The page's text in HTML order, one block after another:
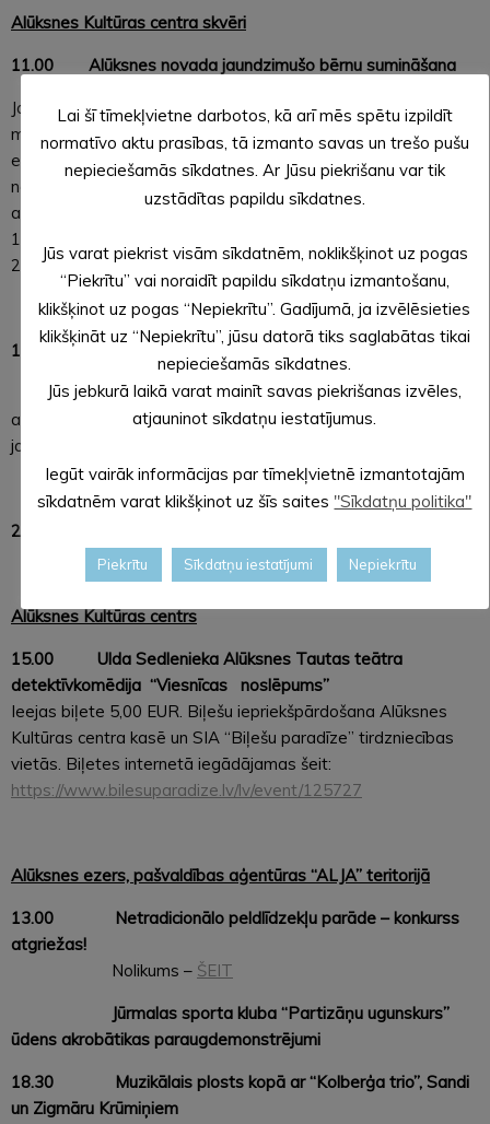
Alūksnes Kultūras centra skvēri
11.00 Alūksnes novada jaundzimušo bērnu sumināšana
Jaundzimušo novada mazuļu vecākus, kuri vēlas, lai viņu
mazuli sumina šajā pasākumā, aicinām pieteikties, rakstot uz
e-pastu
dzimtsaraksti@aluksne.lv vai personīgi Alūksnes
novada Dzimtsarakstu nodaļā Alūksnes novada pašvaldības
administratīvajā ēkā, Dārza ielā 11, Alūksnē, 111. vai
113. kabinetā, tās darba laikā. Lūdzam mazuļus pieteikt līdz
27. jūlija pulksten 10.00
12.00 15.00 Brīnumu un prieka akadēmija bērniem
Bērnu kinoteātris, rotaļas un piepūšamās
atrakcijas, multfilmu varoņi, burbuļmašīna, cukurvate un citas
jautras lietas
22.00 Brīvdabas KINOZĀLE
Alūksnes Kultūras centrs
15.00
Ulda Sedlenieka Alūksnes Tautas teātra
detektīvkomēdija “Viesnīcas noslēpums”
Ieejas biļete 5,00 EUR. Biļešu iepriekšpārdošana Alūksnes
Kultūras centra kasē un SIA “Biļešu paradīze” tirdzniecības
vietās. Biļetes internetā iegādājamas šeit:
https://www.bilesuparadize.lv/lv/event/125727
Alūksnes ezers, pašvaldības aģentūras “ALJA” teritorijā
13.00 Netradicionālo peldlīdzekļu parāde – konkurss
atgriežas!
Nolikums – ŠEIT
Jūrmalas sporta kluba “Partizāņu ugunskurs”
ūdens akrobātikas paraugdemonstrējumi
18.30 Muzikālais plosts kopā ar “Kolberģa trio”, Sandi
un Zigmāru Krūmiņiem
Lai šī tīmekļvietne darbotos, kā arī mēs spētu izpildīt
normatīvo aktu prasības, tā izmanto savas un trešo pušu
nepieciešamās sīkdatnes. Ar Jūsu piekrišanu var tik
uzstādītas papildu sīkdatnes.
Jūs varat piekrist visām sīkdatnēm, noklikšķinot uz pogas
“Piekrītu” vai noraidīt papildu sīkdatņu izmantošanu,
klikšķinot uz pogas “Nepiekrītu”. Gadījumā, ja izvēlēsieties
klikšķināt uz “Nepiekrītu”, jūsu datorā tiks saglabātas tikai
nepieciešamās sīkdatnes.
Jūs jebkurā laikā varat mainīt savas piekrišanas izvēles,
atjauninot sīkdatņu iestatījumus.
Iegūt vairāk informācijas par tīmekļvietnē izmantotajām
sīkdatnēm varat klikšķinot uz šīs saites "Sīkdatņu politika"
Piekrītu Sīkdatņu iestatījumi Nepiekrītu